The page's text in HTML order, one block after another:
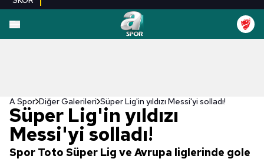
EN YENILER
A Spor Diğer Galerileri Süper Lig'in yıldızı Messi'yi solladı!
Süper Lig'in yıldızı
Messi'yi solladı!
Spor Toto Süper Lig ve Avrupa liglerinde gole